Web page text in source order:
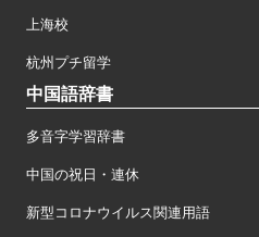
上海校
杭州プチ留学
中国語辞書
多音字学習辞書
中国の祝日・連休
新型コロナウイルス関連用語